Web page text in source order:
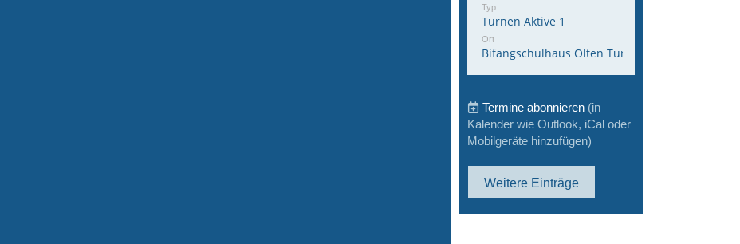
Typ
Turnen Aktive 1
Ort
Bifangschulhaus Olten Turnhalle 1
Termine abonnieren (in
Kalender wie Outlook, iCal oder
Mobilgeräte hinzufügen)
Weitere Einträge